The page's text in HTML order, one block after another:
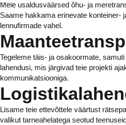
Meie usaldusväärsed õhu- ja
Saame hakkama erinevate konteiner-
lennufirmade vahel.
Tegeleme täis- ja osakoormate,
lahendusi, mis järgivad teie projekti
kommunikatsiooniga.
Lisame teie ettevõttele väärtust
valikut tarneahelatega seotud